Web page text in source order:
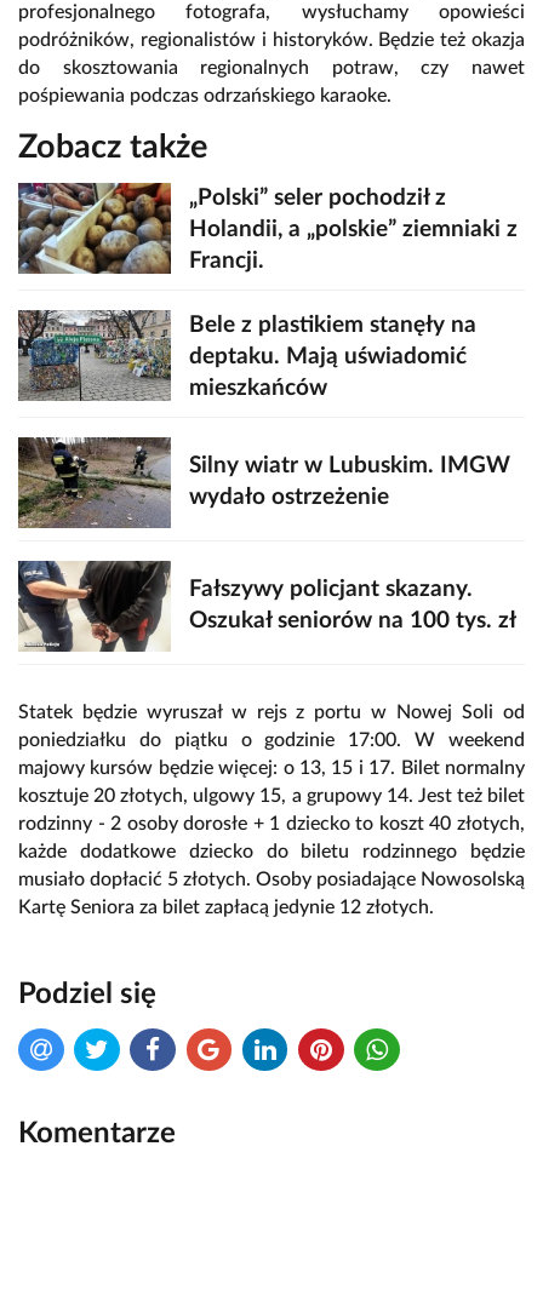
profesjonalnego fotografa, wysłuchamy opowieści
podróżników, regionalistów i historyków. Będzie też okazja
do skosztowania regionalnych potraw, czy nawet
pośpiewania podczas odrzańskiego karaoke.
Zobacz także
„Polski” seler pochodził z
Holandii, a „polskie” ziemniaki z
Francji.
Bele z plastikiem stanęły na
deptaku. Mają uświadomić
mieszkańców
Silny wiatr w Lubuskim. IMGW
wydało ostrzeżenie
Fałszywy policjant skazany.
Oszukał seniorów na 100 tys. zł
Statek będzie wyruszał w rejs z portu w Nowej Soli od
poniedziałku do piątku o godzinie 17:00. W weekend
majowy kursów będzie więcej: o 13, 15 i 17. Bilet normalny
kosztuje 20 złotych, ulgowy 15, a grupowy 14. Jest też bilet
rodzinny - 2 osoby dorosłe + 1 dziecko to koszt 40 złotych,
każde dodatkowe dziecko do biletu rodzinnego będzie
musiało dopłacić 5 złotych. Osoby posiadające Nowosolską
Kartę Seniora za bilet zapłacą jedynie 12 złotych.
Podziel się
Komentarze